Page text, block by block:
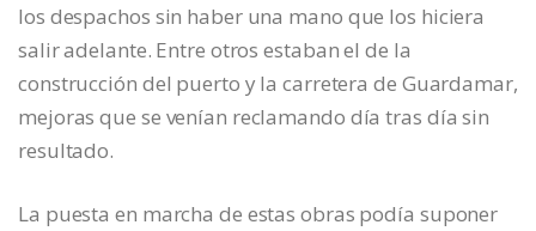
los despachos sin haber una mano que los hiciera
salir adelante. Entre otros estaban el de la
construcción del puerto y la carretera de Guardamar,
mejoras que se venían reclamando día tras día sin
resultado.
La puesta en marcha de estas obras podía suponer